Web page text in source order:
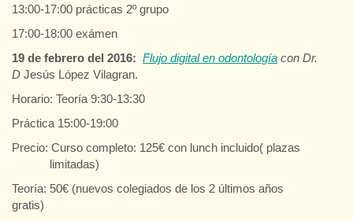
13:00-17:00 prácticas 2º grupo
17:00-18:00 exámen
19 de febrero del 2016: Flujo digital en odontología con Dr.
D Jesús López Vilagran.
Horario: Teoría 9:30-13:30
Práctica 15:00-19:00
Precio: Curso completo: 125€ con lunch incluido( plazas
limitadas)
Teoría: 50€ (nuevos colegiados de los 2 últimos años
gratis)